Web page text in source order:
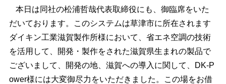
本日は同社の松浦哲哉代表取締役にも、御臨席をいた
だいております。このシステムは草津市に所在されます
ダイキン工業滋賀製作所様において、省エネ空調の技術
を活用して、開発・製作をされた滋賀県生まれの製品で
ございまして、開発の地、滋賀への導入に関して、DK-P
ower様には大変御尽力をいただきました。この場をお借